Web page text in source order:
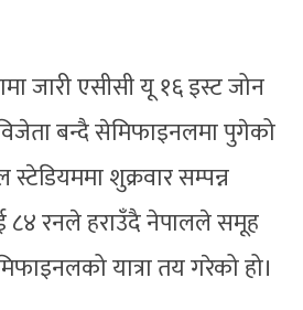
जारी एसीसी यू १६ इस्ट जोन
बन्दै सेमिफाइनलमा पुगेको
शुक्रवार सम्पन्न
रनले हराउँदै नेपालले समूह
यात्रा तय गरेको हो।